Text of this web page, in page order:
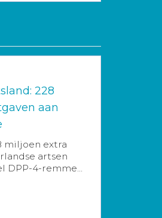
228
aan
miljoen extra
artsen
DPP-4-remme...